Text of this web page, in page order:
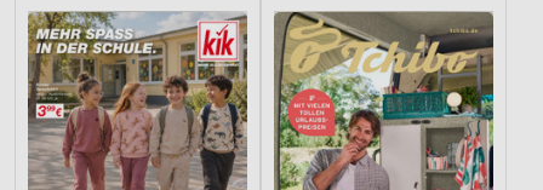
Entwicklung und Verbesserung der Angebote
Verwendung reduzierter Daten zur Auswahl von
Inhalten
IAB-Besonderheiten:
Verwendung genauer Standortdaten